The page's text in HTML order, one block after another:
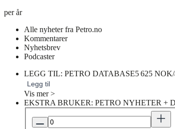
per år
Alle nyheter fra Petro.no
Kommentarer
Nyhetsbrev
Podcaster
LEGG TIL: PETRO DATABASE5 625
Legg til
Vis mer >
EKSTRA BRUKER: PETRO NYHETER +